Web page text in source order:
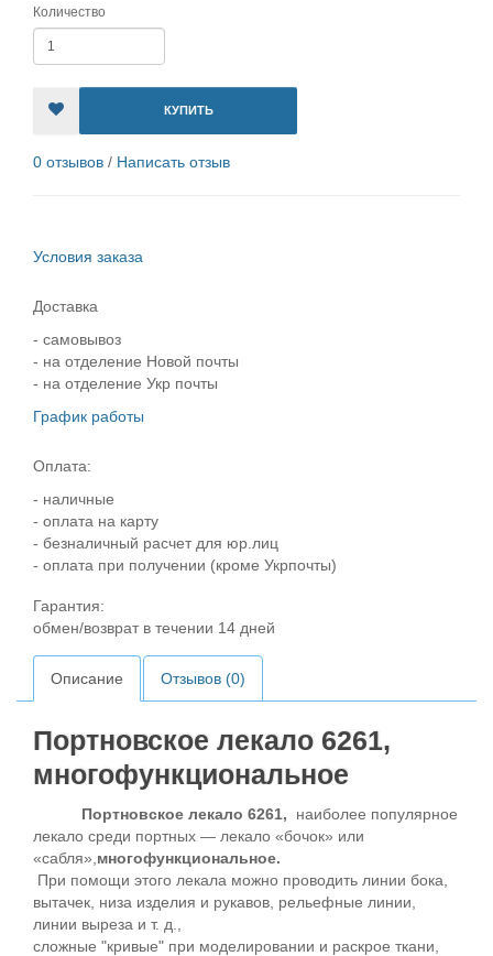
Количество
КУПИТЬ
0 отзывов / Написать отзыв
Условия заказа
Доставка
- самовывоз
- на отделение Новой почты
- на отделение Укр почты
График работы
Оплата:
- наличные
- оплата на карту
- безналичный расчет для юр.лиц
- оплата при получении (кроме Укрпочты)
Гарантия:
обмен/возврат в течении 14 дней
Описание Отзывов (0)
Портновское лекало 6261,
многофункциональное
Портновское лекало 6261,
наиболее популярное
лекало среди портных — лекало «бочок» или
«сабля», многофункциональное.
При помощи этого лекала можно проводить линии бока,
вытачек, низа изделия и рукавов, рельефные линии,
линии выреза и т. д.,
сложные "кривые" при моделировании и раскрое ткани,